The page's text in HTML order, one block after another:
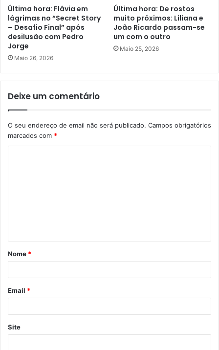
Última hora: Flávia em
lágrimas no “Secret Story
– Desafio Final” após
desilusão com Pedro
Jorge
Maio 26, 2026
Última hora: De rostos
muito próximos: Liliana e
João Ricardo passam-se
um com o outro
Maio 25, 2026
Deixe um comentário
O seu endereço de email não será publicado. Campos obrigatórios
marcados com *
á
r
*
Nome *
Email *
Site